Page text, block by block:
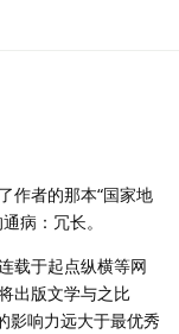
作者的那本“国家地
病：冗长。
载于起点纵横等网
出版文学与之比
影响力远大于最优秀